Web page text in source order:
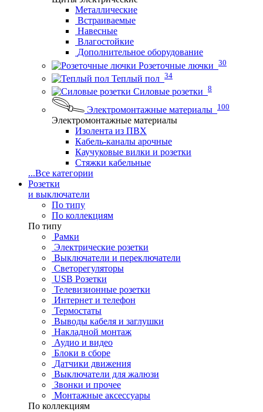
Металлические
Встраиваемые
Навесные
Влагостойкие
Дополнительное оборудование
Розеточные лючки 30
Теплый пол 34
Силовые розетки 8
Электромонтажные материалы 100
Электромонтажные материалы
Изолента из ПВХ
Кабель-каналы арочные
Каучуковые вилки и розетки
Стяжки кабельные
...Все категории
Розетки
и выключатели
По типу
По коллекциям
По типу
Рамки
Электрические розетки
Выключатели и переключатели
Светорегуляторы
USB Розетки
Телевизионные розетки
Интернет и телефон
Термостаты
Выводы кабеля и заглушки
Накладной монтаж
Аудио и видео
Блоки в сборе
Датчики движения
Выключатели для жалюзи
Звонки и прочее
Монтажные аксессуары
По коллекциям